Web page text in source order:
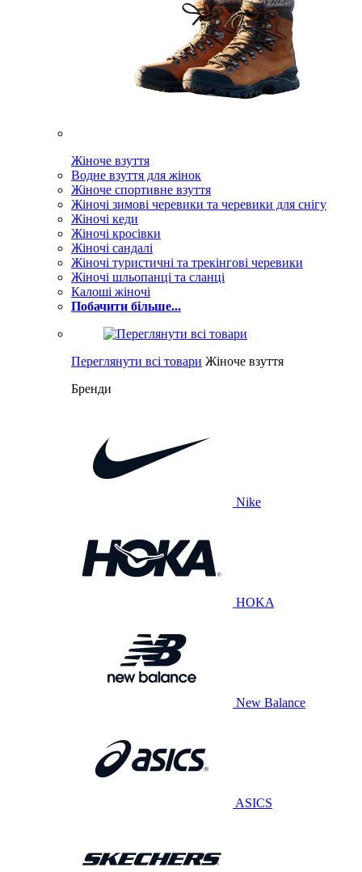
Жіноче взуття
Водне взуття для жінок
Жіноче спортивне взуття
Жіночі зимові черевики та черевики для снігу
Жіночі кеди
Жіночі кросівки
Жіночі сандалі
Жіночі туристичні та трекінгові черевики
Жіночі шльопанці та сланці
Калоші жіночі
Побачити більше...
Переглянути всі товари Жіноче взуття
Бренди
Nike
HOKA
New Balance
ASICS